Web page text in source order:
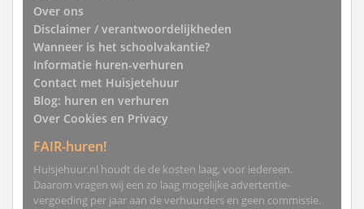
Over ons
Disclaimer / verantwoordelijkheden
Wanneer is het schoolvakantie?
Informatie huren-verhuren
Contact met Huisjetehuur
Blog: huren en verhuren
Over Cookies en Privacy
FAIR-huren!
Huisjehuur.nl houdt de de kosten laag, voor iedereen.
Daarom vragen wij een zo laag mogelijke advertentie-
vergoeding per jaar aan de verhuurders en geen commissie.